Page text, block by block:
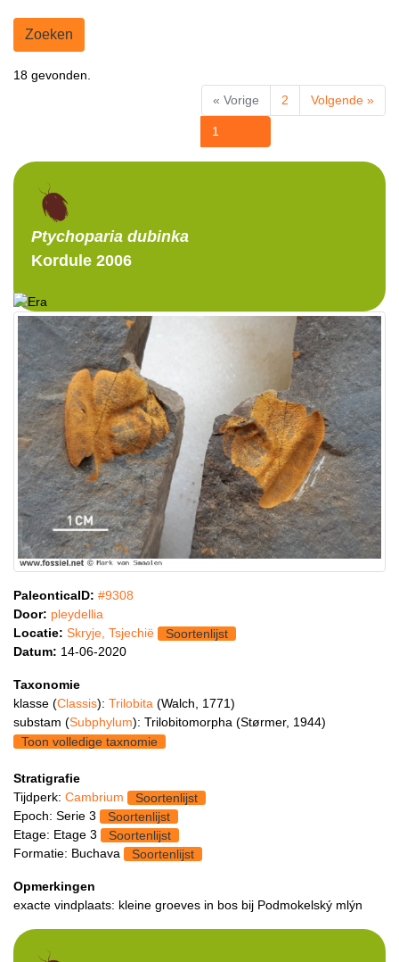
Zoeken
18 gevonden.
« Vorige
1
2 Volgende »
Ptychoparia dubinka
Kordule 2006
PaleonticaID: #9308
Door: pleydellia
Locatie: Skryje, Tsjechië
Soortenlijst
Datum: 14-06-2020
Taxonomie
klasse (Classis): Trilobita (Walch, 1771)
substam (Subphylum): Trilobitomorpha (Størmer, 1944)
Toon volledige taxnomie
Stratigrafie
Tijdperk: Cambrium
Soortenlijst
Epoch: Serie 3
Soortenlijst
Etage: Etage 3
Soortenlijst
Formatie: Buchava
Soortenlijst
Opmerkingen
exacte vindplaats: kleine groeves in bos bij Podmokelský mlýn